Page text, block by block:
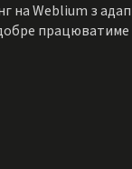
на Weblium з
працюватиме